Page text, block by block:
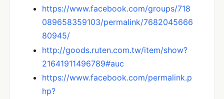
https://www.facebook.com/groups/718
089658359103/permalink/7682045666
80945/
http://goods.ruten.com.tw/item/show?
21641911496789#auc
https://www.facebook.com/permalink.p
hp?